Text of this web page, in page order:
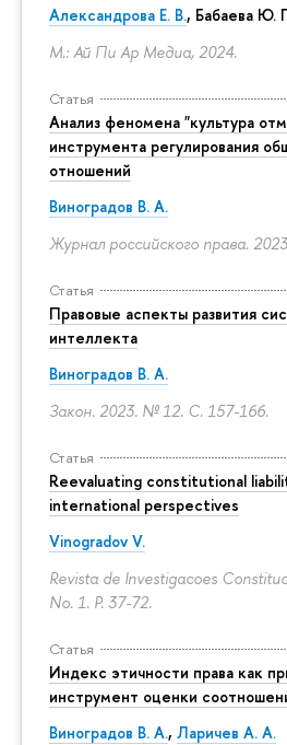
Александрова Е. В., Бабаева Ю.
М.: Ай Пи Ар Медиа, 2024.
Статья
Анализ феномена "культура
инструмента регулирования
отношений
Виноградов В. А.
Журнал российского права.
Статья
Правовые аспекты развития
интеллекта
Виноградов В. А.
Закон. 2023. № 12. С. 157-166.
Статья
Reevaluating constitutional
international perspectives
Vinogradov V.
Revista de Investigacoes
No. 1. P. 37-72.
Статья
Индекс этичности права как
инструмент оценки
Виноградов В. А., Ларичев А. А.